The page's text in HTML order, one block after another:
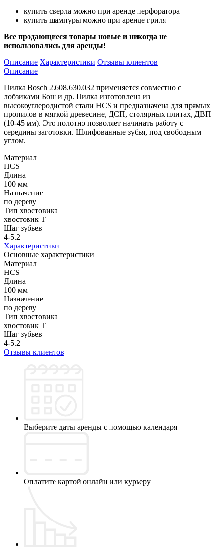
купить сверла можно при аренде перфоратора
купить шампуры можно при аренде гриля
Все продающиеся товары новые и никогда не
использовались для аренды!
Описание Характеристики Отзывы клиентов
Описание
Пилка Bosch 2.608.630.032 применяется совместно с
лобзиками Бош и др. Пилка изготовлена из
высокоуглеродистой стали HCS и предназначена для прямых
пропилов в мягкой древесине, ДСП, столярных плитах, ДВП
(10-45 мм). Это полотно позволяет начинать работу с
середины заготовки. Шлифованные зубья, под свободным
углом.
Материал
HСS
Длина
100 мм
Назначение
по дереву
Тип хвостовика
хвостовик Т
Шаг зубьев
4-5.2
Характеристики
Основные характеристики
Материал
HСS
Длина
100 мм
Назначение
по дереву
Тип хвостовика
хвостовик Т
Шаг зубьев
4-5.2
Отзывы клиентов
Выберите даты аренды с помощью календаря
Оплатите картой онлайн или курьеру